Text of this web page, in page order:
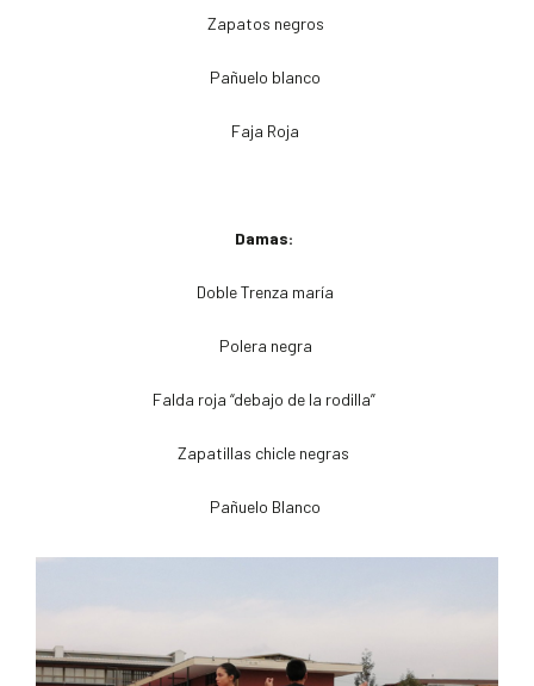
Zapatos negros
Pañuelo blanco
Faja Roja
Damas:
Doble Trenza maría
Polera negra
Falda roja “debajo de la rodilla”
Zapatillas chicle negras
Pañuelo Blanco